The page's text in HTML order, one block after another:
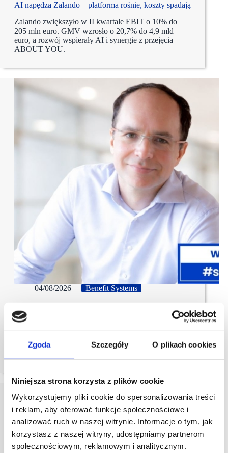
Zgoda Szczegóły O plikach cookies
Niniejsza strona korzysta z plików cookie
Wykorzystujemy pliki cookie do spersonalizowania treści
i reklam, aby oferować funkcje społecznościowe i
analizować ruch w naszej witrynie. Informacje o tym, jak
korzystasz z naszej witryny, udostępniamy partnerom
społecznościowym, reklamowym i analitycznym.
AI napędza Zalando – platforma rośnie, koszty spadają
Zalando zwiększyło w II kwartale EBIT o 10% do
205 mln euro. GMV wzrosło o 20,7% do 4,9 mld
euro, a rozwój wspierały AI i synergie z przejęcia
ABOUT YOU.
04/08/2026 Benefit Systems
Zmiana na czołowym stanowisku w Benefit Systems
doświadczeniem zastąpi dotychczasowego prezesa.